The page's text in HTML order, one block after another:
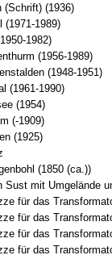
(Schrift) (1936)
(1971-1989)
1982)
(1956-1989)
(1948-1951)
(1961-1990)
(1954)
(-1909)
(1925)
(1850 (ca.))
mit Umgelände
für das
für das
für das
für das